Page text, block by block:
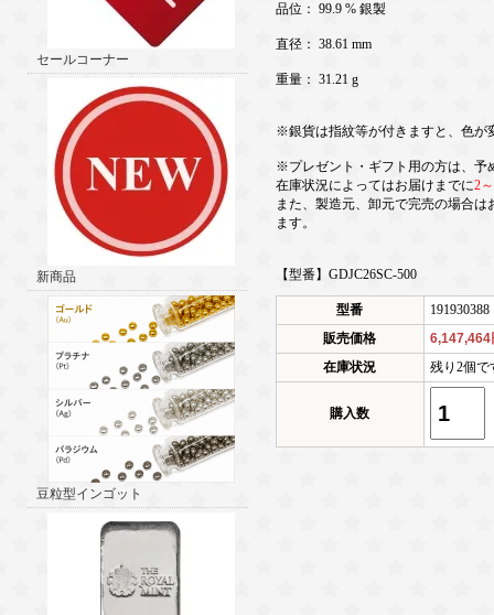
セールコーナー
新商品
豆粒型インゴット
品位： 99.9 % 銀製
直径： 38.61 mm
重量： 31.21 g
※銀貨は指紋等が付きますと、色が
※プレゼント・ギフト用の方は、予
在庫状況によってはお届けまでに2
また、製造元、卸元で完売の場合
ます。
【型番】GDJC26SC-500
型番
191930388
販売価格
6,147,464
在庫状況
残り2個で
購入数